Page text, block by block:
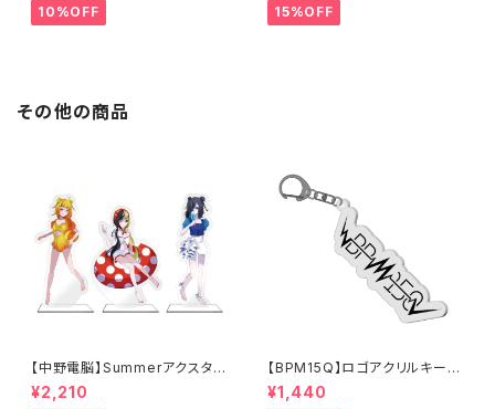
10%OFF 15%OFF
その他の商品
【中野電脳】Summerアクスタ
（Character Ver.）
¥2,210
【BPM15Q】ロゴアクリルキーホ
ルダー
¥1,440